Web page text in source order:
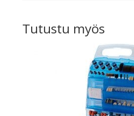
Tutustu myös